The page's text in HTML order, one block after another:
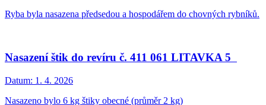
Ryba byla nasazena předsedou a hospodářem do chovných rybníků.
Nasazení štik do revíru č. 411 061 LITAVKA 5
Datum: 1. 4. 2026
Nasazeno bylo 6 kg štiky obecné (průměr 2 kg)